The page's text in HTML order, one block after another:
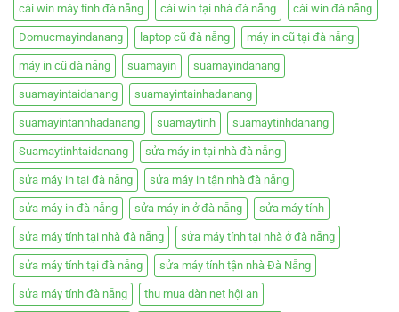
cài win máy tính đà nẵng cài win tại nhà đà nẵng cài win đà nẵng
Domucmayindanang laptop cũ đà nẵng máy in cũ tại đà nẵng
máy in cũ đà nẵng suamayin suamayindanang
suamayintaidanang suamayintainhadanang
suamayintannhadanang suamaytinh suamaytinhdanang
Suamaytinhtaidanang sửa máy in tại nhà đà nẵng
sửa máy in tại đà nẵng sửa máy in tận nhà đà nẵng
sửa máy in đà nẵng sửa máy in ở đà nẵng sửa máy tính
sửa máy tính tại nhà đà nẵng sửa máy tính tại nhà ở đà nẵng
sửa máy tính tại đà nẵng sửa máy tính tận nhà Đà Nẵng
sửa máy tính đà nẵng thu mua dàn net hội an